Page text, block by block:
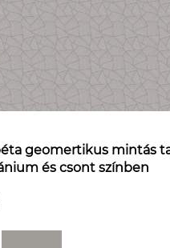
geomertikus mintás
és csont színben